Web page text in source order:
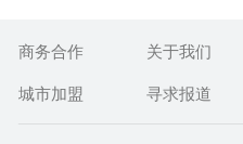
商务合作 关于我们
城市加盟
寻求报道